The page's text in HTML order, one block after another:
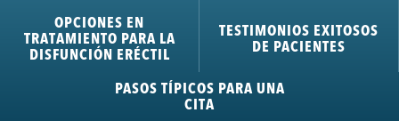
OPCIONES EN
TRATAMIENTO PARA LA
DISFUNCIÓN ERÉCTIL
TESTIMONIOS EXITOSOS
DE PACIENTES
PASOS TÍPICOS PARA UNA
CITA